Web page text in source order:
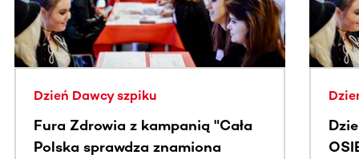
Dzień Dawcy szpiku
Fura Zdrowia z kampanią "Cała
Polska sprawdza znamiona